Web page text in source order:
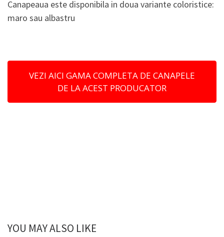
Canapeaua este disponibila in doua variante coloristice:
maro sau albastru
VEZI AICI GAMA COMPLETA DE CANAPELE
DE LA ACEST PRODUCATOR
YOU MAY ALSO LIKE